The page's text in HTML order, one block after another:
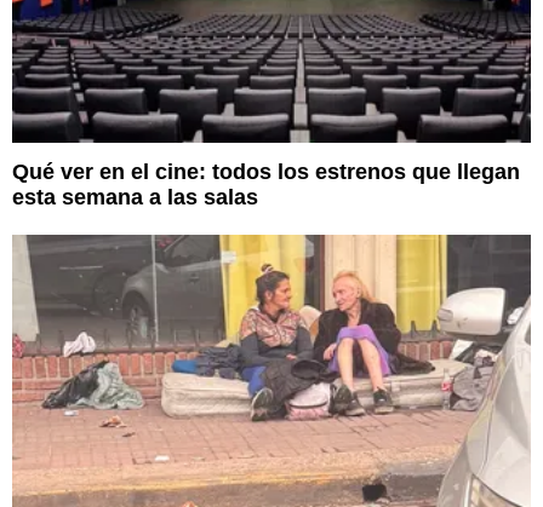
Qué ver en el cine: todos los estrenos que llegan
esta semana a las salas